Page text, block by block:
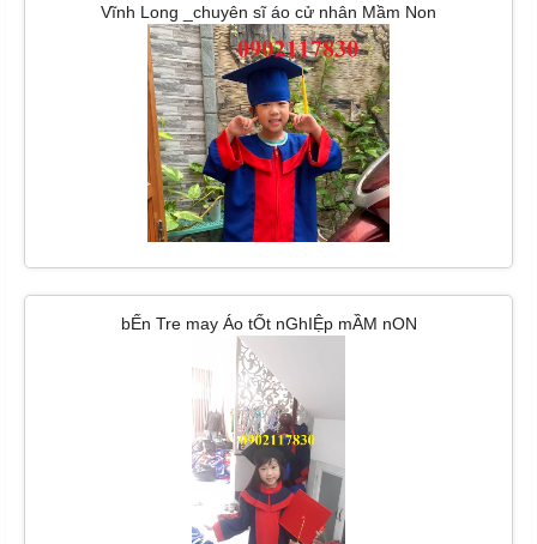
Vĩnh Long _chuyên sĩ áo cử nhân Mầm Non
bẾn Tre may Áo tỐt nGhIỆp mẦM nON